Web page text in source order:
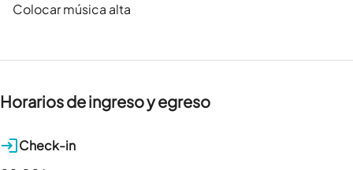
Colocar música alta
Horarios de ingreso y egreso
Check-in